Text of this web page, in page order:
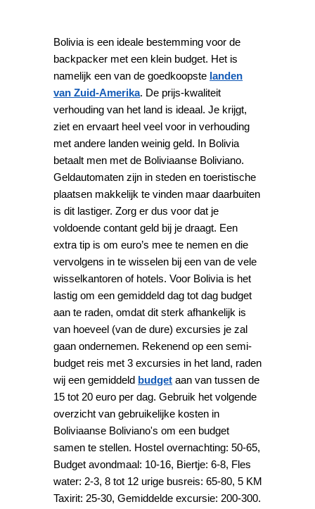
Bolivia is een ideale bestemming voor de
backpacker met een klein budget. Het is
namelijk een van de goedkoopste landen
van Zuid-Amerika. De prijs-kwaliteit
verhouding van het land is ideaal. Je krijgt,
ziet en ervaart heel veel voor in verhouding
met andere landen weinig geld. In Bolivia
betaalt men met de Boliviaanse Boliviano.
Geldautomaten zijn in steden en toeristische
plaatsen makkelijk te vinden maar daarbuiten
is dit lastiger. Zorg er dus voor dat je
voldoende contant geld bij je draagt. Een
extra tip is om euro’s mee te nemen en die
vervolgens in te wisselen bij een van de vele
wisselkantoren of hotels. Voor Bolivia is het
lastig om een gemiddeld dag tot dag budget
aan te raden, omdat dit sterk afhankelijk is
van hoeveel (van de dure) excursies je zal
gaan ondernemen. Rekenend op een semi-
budget reis met 3 excursies in het land, raden
wij een gemiddeld budget aan van tussen de
15 tot 20 euro per dag. Gebruik het volgende
overzicht van gebruikelijke kosten in
Boliviaanse Boliviano's om een budget
samen te stellen. Hostel overnachting: 50-65,
Budget avondmaal: 10-16, Biertje: 6-8, Fles
water: 2-3, 8 tot 12 urige busreis: 65-80, 5 KM
Taxirit: 25-30, Gemiddelde excursie: 200-300.